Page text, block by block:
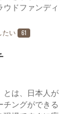
ウドファンディ
たい 61
とは、日本人が
チングができる